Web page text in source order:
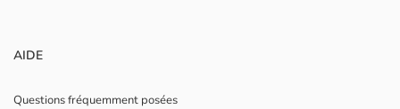
AIDE
Questions fréquemment posées